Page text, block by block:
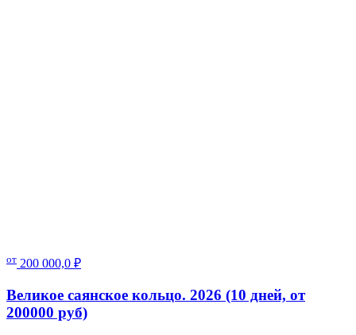
от 200 000,0 ₽
Великое саянское кольцо. 2026 (10 дней, от
200000 руб)